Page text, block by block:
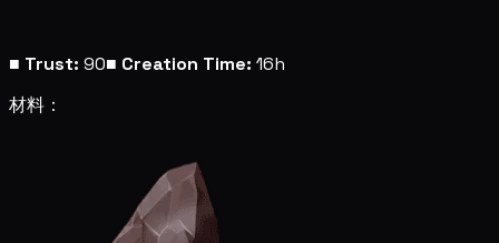
■ Trust: 90■ Creation Time: 16h
材料：